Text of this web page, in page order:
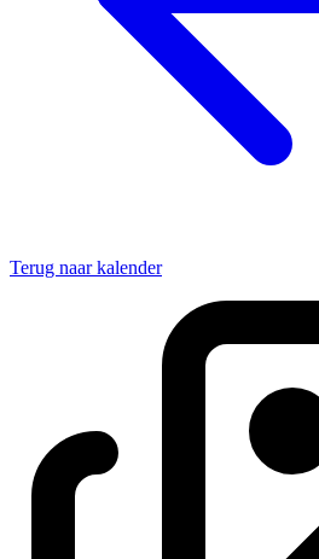
Terug naar kalender